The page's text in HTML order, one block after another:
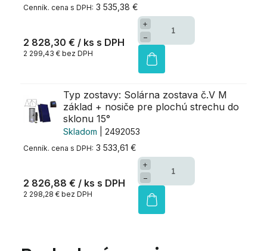
3 535,38 €
2 828,30 € / ks
2 299,43 € bez DPH
+
−
Typ zostavy: Solárna zostava č.V M
základ + nosiče pre plochú strechu do
sklonu 15°
Skladom
| 2492053
3 533,61 €
2 826,88 € / ks
2 298,28 € bez DPH
+
−